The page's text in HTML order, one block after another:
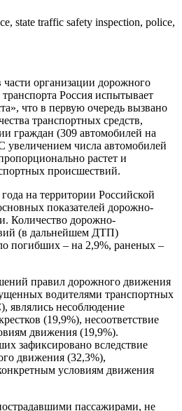
state traffic safety inspection, police,
организации дорожного
Россия испытывает
что в первую очередь вызвано
транспортных средств,
граждан (309 автомобилей на
увеличением числа автомобилей
растет и
происшествий.
на территории Российской
показателей дорожно-
Количество дорожно-
(в дальнейшем ДТП)
погибших – на 2,9%, раненых –
правил дорожного движения
водителями транспортных
являлись несоблюдение
(19,9%), несоответствие
движения (19,9%).
зафиксировано вследствие
движения (32,3%),
условиям движения
пассажирами, не